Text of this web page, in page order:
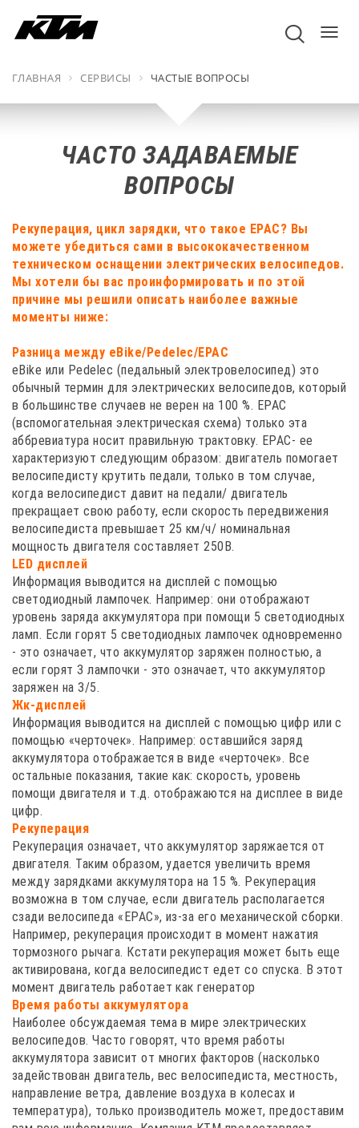
ГЛАВНАЯ СЕРВИСЫ ЧАСТЫЕ ВОПРОСЫ
ЧАСТО ЗАДАВАЕМЫЕ
ВОПРОСЫ
Рекуперация, цикл зарядки, что такое EPAC? Вы
можете убедиться сами в высококачественном
техническом оснащении электрических велосипедов.
Мы хотели бы вас проинформировать и по этой
причине мы решили описать наиболее важные
моменты ниже:
Разница между eBike/Pedelec/EPAC
eBike или Pedelec (педальный электровелосипед) это
обычный термин для электрических велосипедов, который
в большинстве случаев не верен на 100 %. EPAC
(вспомогательная электрическая схема) только эта
аббревиатура носит правильную трактовку. EPAC- ее
характеризуют следующим образом: двигатель помогает
велосипедисту крутить педали, только в том случае,
когда велосипедист давит на педали/ двигатель
прекращает свою работу, если скорость передвижения
велосипедиста превышает 25 км/ч/ номинальная
мощность двигателя составляет 250В.
LED дисплей
Информация выводится на дисплей с помощью
светодиодный лампочек. Например: они отображают
уровень заряда аккумулятора при помощи 5 светодиодных
ламп. Если горят 5 светодиодных лампочек одновременно
- это означает, что аккумулятор заряжен полностью, а
если горят 3 лампочки - это означает, что аккумулятор
заряжен на 3/5.
Жк-дисплей
Информация выводится на дисплей с помощью цифр или с
помощью «черточек». Например: оставшийся заряд
аккумулятора отображается в виде «черточек». Все
остальные показания, такие как: скорость, уровень
помощи двигателя и т.д. отображаются на дисплее в виде
цифр.
Рекуперация
Рекуперация означает, что аккумулятор заряжается от
двигателя. Таким образом, удается увеличить время
между зарядками аккумулятора на 15 %. Рекуперация
возможна в том случае, если двигатель располагается
сзади велосипеда «EPAC», из-за его механической сборки.
Например, рекуперация происходит в момент нажатия
тормозного рычага. Кстати рекуперация может быть еще
активирована, когда велосипедист едет со спуска. В этот
момент двигатель работает как генератор
Время работы аккумулятора
Наиболее обсуждаемая тема в мире электрических
велосипедов. Часто говорят, что время работы
аккумулятора зависит от многих факторов (насколько
задействован двигатель, вес велосипедиста, местность,
направление ветра, давление воздуха в колесах и
температура), только производитель может, предоставим